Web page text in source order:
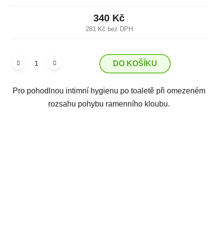
281 Kč bez DPH
340 Kč
DO KOŠÍKU
Pro pohodlnou intimní hygienu po toaletě při omezeném
rozsahu pohybu ramenního kloubu.